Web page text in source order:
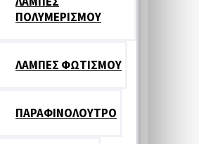
ΠΟΛΥΜΕΡΙΣΜΟΥ
ΛΑΜΠΕΣ ΦΩΤΙΣΜΟΥ
ΠΑΡΑΦΙΝΟΛΟΥΤΡΟ